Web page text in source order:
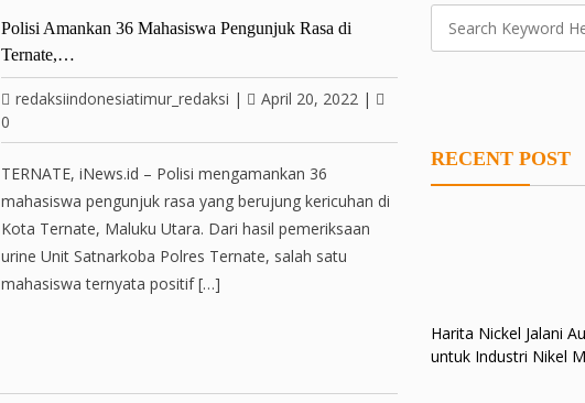
Polisi Amankan 36 Mahasiswa Pengunjuk Rasa di
Ternate,…
redaksiindonesiatimur_redaksi | April 20, 2022 |
0
TERNATE, iNews.id – Polisi mengamankan 36
mahasiswa pengunjuk rasa yang berujung kericuhan di
Kota Ternate, Maluku Utara. Dari hasil pemeriksaan
urine Unit Satnarkoba Polres Ternate, salah satu
mahasiswa ternyata positif […]
RECENT POST
Harita Nickel Jalani
untuk Industri Nikel